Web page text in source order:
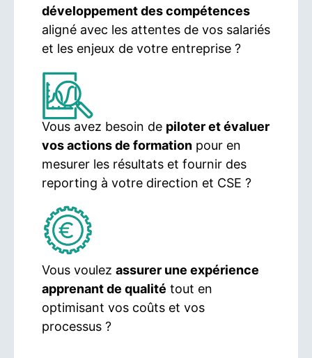
développement des compétences
aligné avec les attentes de vos salariés
et les enjeux de votre entreprise ?
Vous avez besoin de piloter et évaluer
vos actions de formation pour en
mesurer les résultats et fournir des
reporting à votre direction et CSE ?
Vous voulez assurer une expérience
apprenant de qualité tout en
optimisant vos coûts et vos
processus ?